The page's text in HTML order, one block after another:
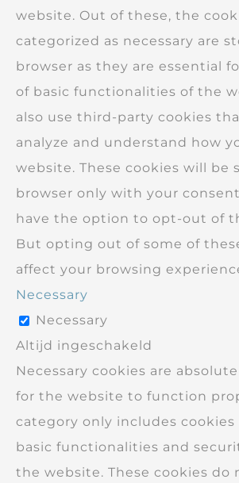
website. Out of these, the
categorized as necessary are
browser as they are essential
of basic functionalities of the
also use third-party cookies
analyze and understand how
website. These cookies will be
browser only with your
have the option to opt-out of
But opting out of some of
affect your browsing
Necessary
Necessary
Altijd ingeschakeld
Necessary cookies are
for the website to function
category only includes
basic functionalities and
the website. These cookies do